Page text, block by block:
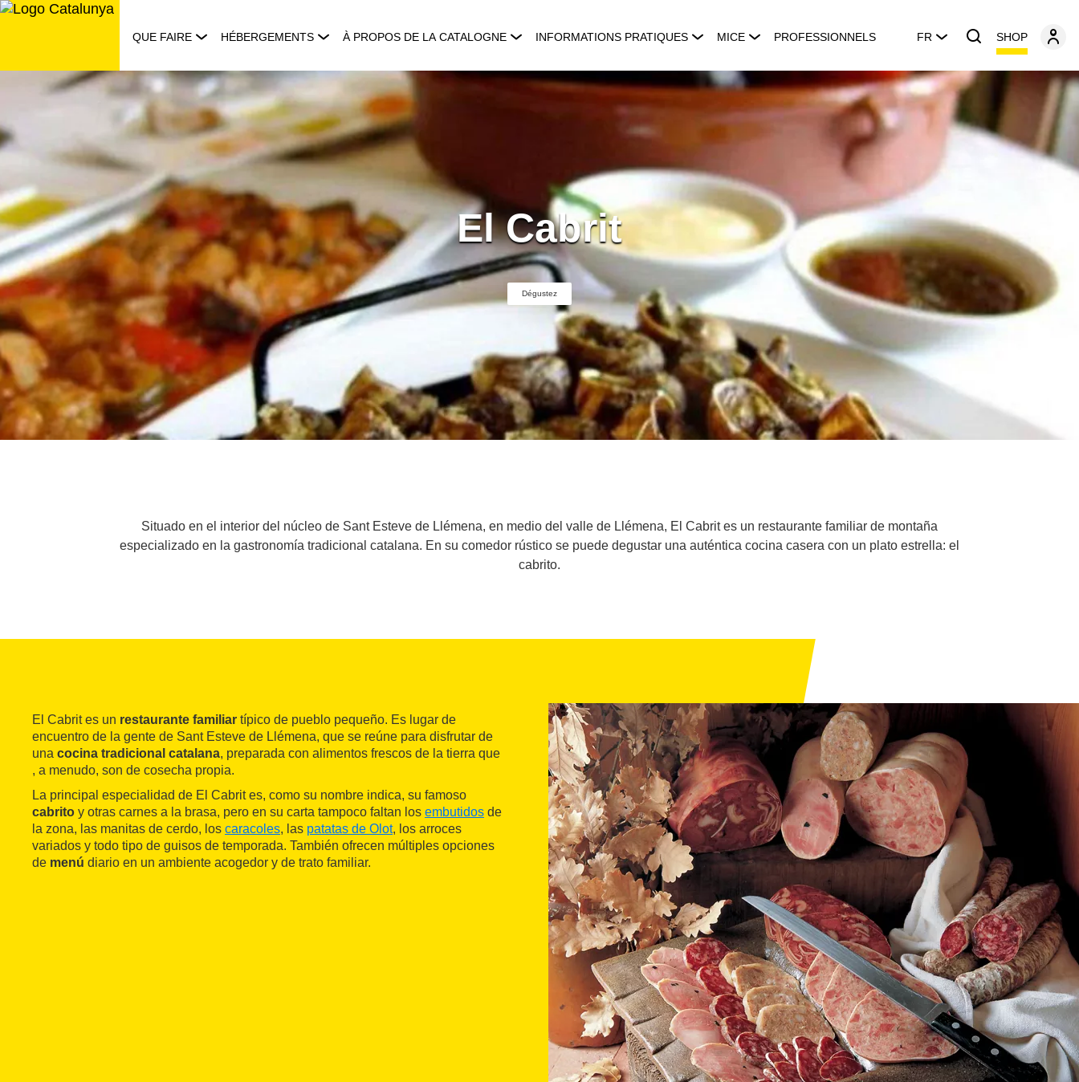
Aller
QUE FAIRE HÉBERGEMENTS À PROPOS DE LA CATALOGNE INFORMATIONS PRATIQUES MICE PROFESSIONNELS FR SHOP
El Cabrit
Dégustez
Situado en el interior del núcleo de Sant Esteve de Llémena, en medio del valle de Llémena, El Cabrit es un restaurante familiar de montaña
especializado en la gastronomía tradicional catalana. En su comedor rústico se puede degustar una auténtica cocina casera con un plato estrella: el
cabrito.
El Cabrit es un restaurante familiar típico de pueblo pequeño. Es lugar de
encuentro de la gente de Sant Esteve de Llémena, que se reúne para disfrutar de
una cocina tradicional catalana, preparada con alimentos frescos de la tierra que
, a menudo, son de cosecha propia.
La principal especialidad de El Cabrit es, como su nombre indica, su famoso
cabrito y otras carnes a la brasa, pero en su carta tampoco faltan los embutidos de
la zona, las manitas de cerdo, los caracoles, las patatas de Olot, los arroces
variados y todo tipo de guisos de temporada. También ofrecen múltiples opciones
de menú diario en un ambiente acogedor y de trato familiar.